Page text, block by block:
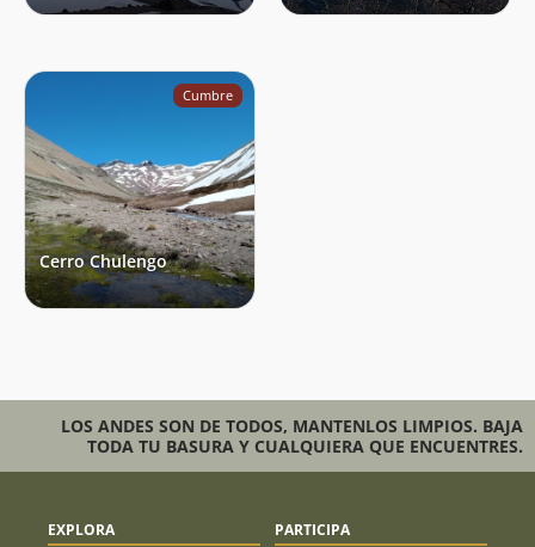
Cumbre
Cerro Chulengo
LOS ANDES SON DE TODOS, MANTENLOS LIMPIOS. BAJA
TODA TU BASURA Y CUALQUIERA QUE ENCUENTRES.
EXPLORA PARTICIPA